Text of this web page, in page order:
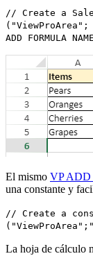
// Create a
ADD FORMULA NAME
El mismo VP
una constante y
// Create a
La hoja de cálculo